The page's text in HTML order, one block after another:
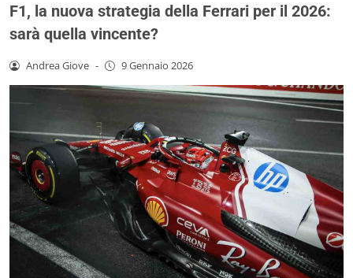
F1, la nuova strategia della Ferrari per il 2026:
sarà quella vincente?
Andrea Giove - 9 Gennaio 2026